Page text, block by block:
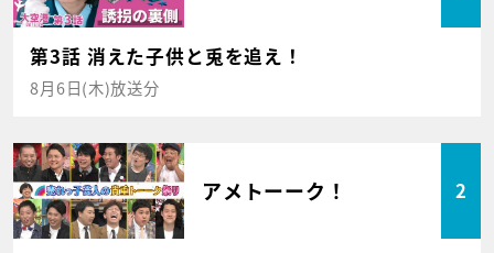
第3話 消えた子供と兎を追え！
8月6日(木)放送分
アメトーーク！ 2